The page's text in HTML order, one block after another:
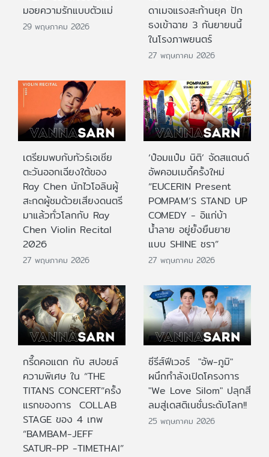
มอยความรักแบบตัวแม่
29 พฤษภาคม 2026
ดาเมจแรงสะท้านยุค ปัก
ธงเข้าฉาย 3 กันยายนนี้
ในโรงภาพยนตร์
27 พฤษภาคม 2026
เตรียมพบกับทัวร์เอเชีย
ตะวันออกเฉียงใต้ของ
Ray Chen นักไวโอลินผู้
สะกดผู้ชมด้วยเสียงดนตรี
มาแล้วทั่วโลกกับ Ray
Chen Violin Recital
2026
27 พฤษภาคม 2026
‘ป๋อมแป๋ม นิติ’ จัดสแตนด์
อัพคอมเมดี้ครั้งใหม่
“EUCERIN Present
POMPAM’S STAND UP
COMEDY - อิแก่บ้า
น้ำลาย อยู่ยั้งยืนยาย
แบบ SHINE ชรา”
27 พฤษภาคม 2026
กรี๊ดคอแตก กับ สปอยล์
ความพิเศษ ใน “THE
TITANS CONCERT”ครั้ง
แรกของการ COLLAB
STAGE ของ 4 เทพ
“BAMBAM-JEFF
SATUR-PP -TIMETHAI”
ซีรีส์ฟีเวอร์ "อัพ-ภูมิ"
ผนึกกำลังเปิดโครงการ
"We Love Silom" ปลุกสี
ลมสู่เดสติเนชั่นระดับโลก!!
25 พฤษภาคม 2026